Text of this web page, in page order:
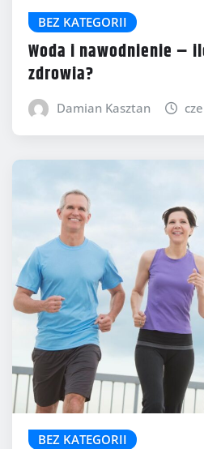
BEZ KATEGORII
Woda i nawodnienie –
zdrowia?
Damian Kasztan
BEZ KATEGORII